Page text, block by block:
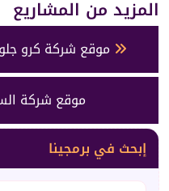
المزيد من المشاريع
موقع شركة كرو
موقع شركة
إبحث في برمجينا